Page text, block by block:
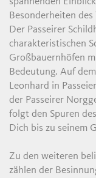
Besonderheiten des
Der Passeirer
charakteristischen
Großbauernhöfen
Bedeutung. Auf
Leonhard in
der Passeirer
folgt den Spuren
Dich bis zu seinem
Zu den weiteren
zählen der